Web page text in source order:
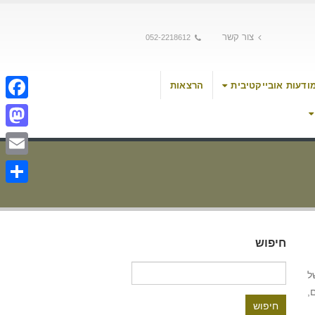
צור קשר 052-2218612
אובייקטיבית הרצאות
חיפוש
Email